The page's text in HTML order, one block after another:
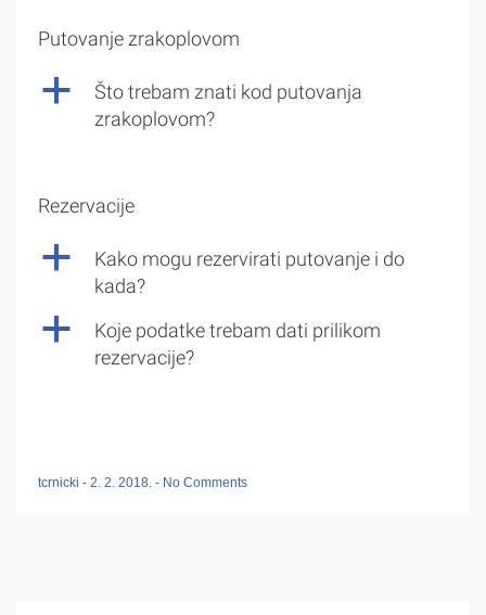
Putovanje zrakoplovom
a
Što trebam znati kod putovanja
zrakoplovom?
Rezervacije
a
Kako mogu rezervirati putovanje i do
kada?
a
Koje podatke trebam dati prilikom
rezervacije?
tcrnicki - 2. 2. 2018. - No Comments